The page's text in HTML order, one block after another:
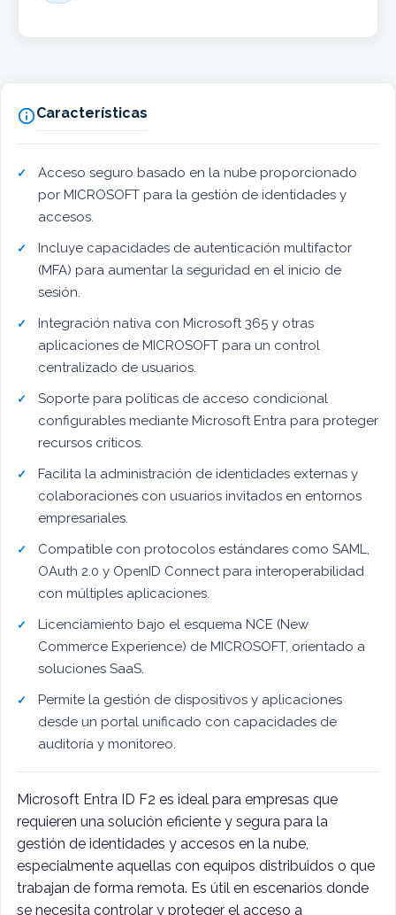
Características
Acceso seguro basado en la nube proporcionado
por MICROSOFT para la gestión de identidades y
accesos.
Incluye capacidades de autenticación multifactor
(MFA) para aumentar la seguridad en el inicio de
sesión.
Integración nativa con Microsoft 365 y otras
aplicaciones de MICROSOFT para un control
centralizado de usuarios.
Soporte para políticas de acceso condicional
configurables mediante Microsoft Entra para proteger
recursos críticos.
Facilita la administración de identidades externas y
colaboraciones con usuarios invitados en entornos
empresariales.
Compatible con protocolos estándares como SAML,
OAuth 2.0 y OpenID Connect para interoperabilidad
con múltiples aplicaciones.
Licenciamiento bajo el esquema NCE (New
Commerce Experience) de MICROSOFT, orientado a
soluciones SaaS.
Permite la gestión de dispositivos y aplicaciones
desde un portal unificado con capacidades de
auditoría y monitoreo.
Microsoft Entra ID F2 es ideal para empresas que
requieren una solución eficiente y segura para la
gestión de identidades y accesos en la nube,
especialmente aquellas con equipos distribuidos o que
trabajan de forma remota. Es útil en escenarios donde
se necesita controlar y proteger el acceso a